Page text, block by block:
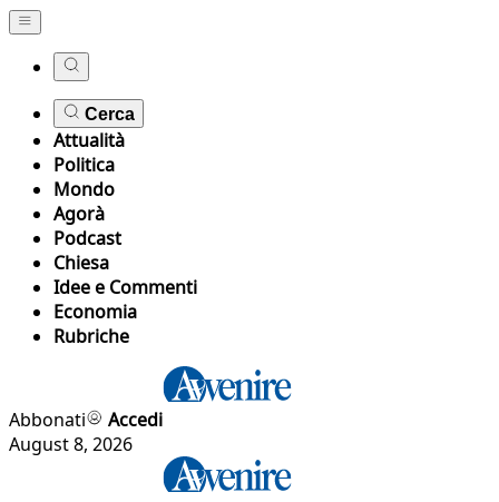
Cerca
Attualità
Politica
Mondo
Agorà
Podcast
Chiesa
Idee e Commenti
Economia
Rubriche
Abbonati
Accedi
August 8, 2026